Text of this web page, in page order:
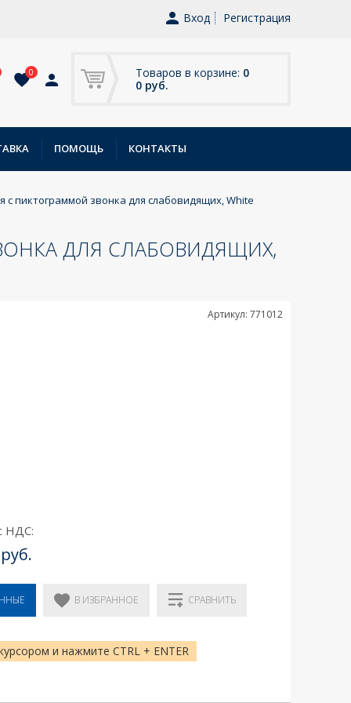
Вход Регистрация
Товаров в корзине: 0
0 руб.
0
ПОМОЩЬ КОНТАКТЫ
пиктограммой звонка для слабовидящих, White
ДЛЯ СЛАБОВИДЯЩИХ,
Артикул: 771012
НДС:
В ИЗБРАННОЕ СРАВНИТЬ
и нажмите CTRL + ENTER